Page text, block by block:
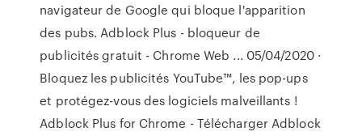
navigateur de Google qui bloque l'apparition
des pubs. Adblock Plus - bloqueur de
publicités gratuit - Chrome Web ... 05/04/2020 ·
Bloquez les publicités YouTube™, les pop-ups
et protégez-vous des logiciels malveillants !
Adblock Plus for Chrome - Télécharger Adblock